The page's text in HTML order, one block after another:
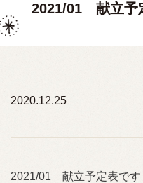
2021/01 献立予
2020.12.25
2021/01 献立予定表です